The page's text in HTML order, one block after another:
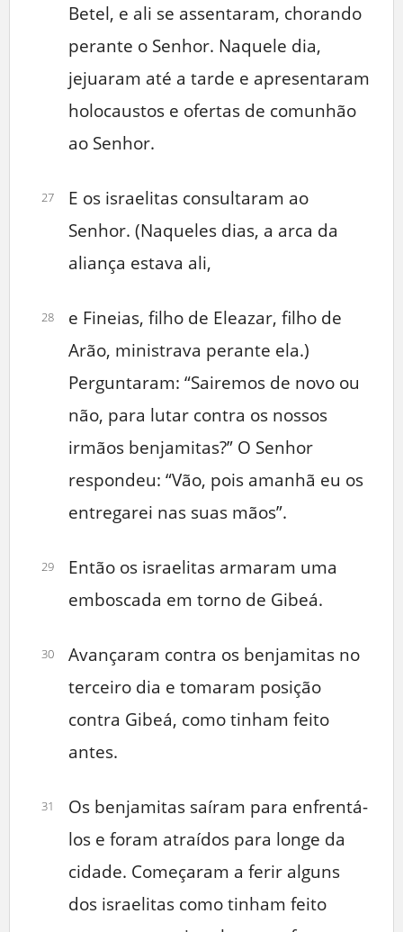
Betel, e ali se assentaram, chorando
perante o Senhor. Naquele dia,
jejuaram até a tarde e apresentaram
holocaustos e ofertas de comunhão
ao Senhor.
27
E os israelitas consultaram ao
Senhor. (Naqueles dias, a arca da
aliança estava ali,
28
e Fineias, filho de Eleazar, filho de
Arão, ministrava perante ela.)
Perguntaram: “Sairemos de novo ou
não, para lutar contra os nossos
irmãos benjamitas?” O Senhor
respondeu: “Vão, pois amanhã eu os
entregarei nas suas mãos”.
29
Então os israelitas armaram uma
emboscada em torno de Gibeá.
30
Avançaram contra os benjamitas no
terceiro dia e tomaram posição
contra Gibeá, como tinham feito
antes.
31
Os benjamitas saíram para enfrentá-
los e foram atraídos para longe da
cidade. Começaram a ferir alguns
dos israelitas como tinham feito